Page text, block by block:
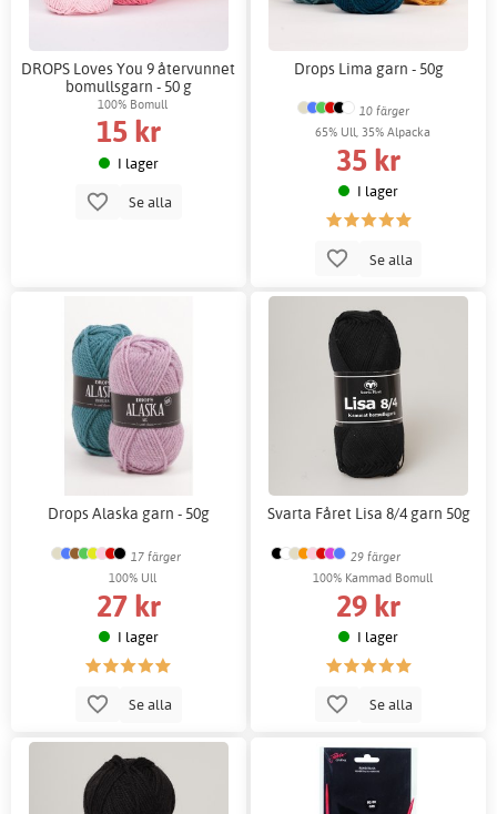
DROPS Loves You 9 återvunnet
bomullsgarn - 50 g
100% Bomull
15 kr
I lager
Se alla
Drops Lima garn - 50g
10 färger
65% Ull, 35% Alpacka
35 kr
I lager
Se alla
Drops Alaska garn - 50g
17 färger
100% Ull
27 kr
I lager
Se alla
Svarta Fåret Lisa 8/4 garn 50g
29 färger
100% Kammad Bomull
29 kr
I lager
Se alla